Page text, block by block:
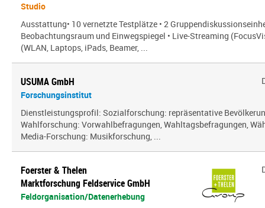
Studio
Ausstattung• 10 vernetzte Testplätze • 2
Beobachtungsraum und Einwegspiegel • Live-Streaming
(WLAN, Laptops, iPads, Beamer, ...
USUMA GmbH
Forschungsinstitut
Dienstleistungsprofil: Sozialforschung: repräsentative
Wahlforschung: Vorwahlbefragungen, Wahltagsbefragungen,
Media-Forschung: Musikforschung, ...
Foerster & Thelen
Marktforschung Feldservice GmbH
Feldorganisation/Datenerhebung